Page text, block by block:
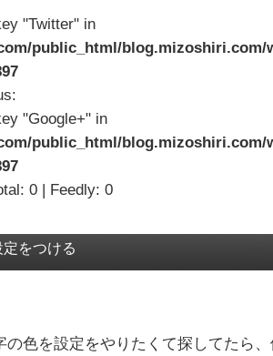
"Twitter" in
public_html/
"Google+" in
public_html/
0 | Feedly: 0
をつける
色を設定をやりたくて探してたら